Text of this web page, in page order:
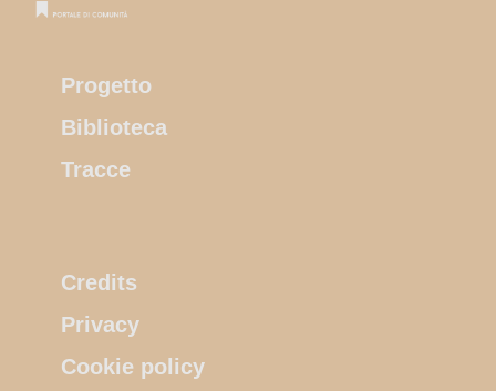
Progetto
Biblioteca
Tracce
Credits
Privacy
Cookie policy